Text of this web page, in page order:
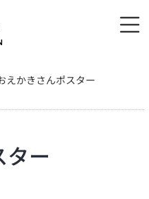
えかきさんポスター
ー